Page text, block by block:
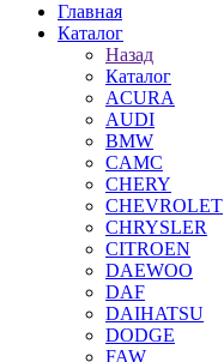
Главная
Каталог
Назад
Каталог
ACURA
AUDI
BMW
CAMC
CHERY
CHEVROLET
CHRYSLER
CITROEN
DAEWOO
DAF
DAIHATSU
DODGE
FAW